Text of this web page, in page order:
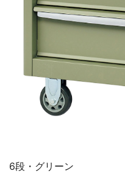
6段・グリーン